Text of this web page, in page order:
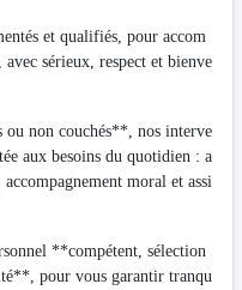
et qualifiés, pour accom
sérieux, respect et bienve
ou non couchés**, nos interve
aux besoins du quotidien : a
moral et assi
**compétent, sélection
pour vous garantir tranqu